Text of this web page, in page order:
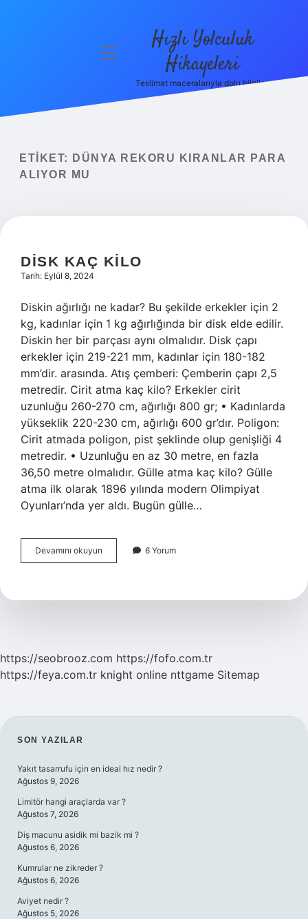
Yasal Uyarı
menüyü
Hızlı Yolculuk
Hikayeleri
Teslimat maceralarıyla dolu bilgiler!
ETIKET:
DÜNYA REKORU KIRANLAR PARA
ALIYOR MU
DISK KAÇ KILO
Tarih: Eylül 8, 2024
Diskin ağırlığı ne kadar? Bu şekilde erkekler için 2
kg, kadınlar için 1 kg ağırlığında bir disk elde edilir.
Diskin her bir parçası aynı olmalıdır. Disk çapı
erkekler için 219-221 mm, kadınlar için 180-182
mm’dir. arasında. Atış çemberi: Çemberin çapı 2,5
metredir. Cirit atma kaç kilo? Erkekler cirit
uzunluğu 260-270 cm, ağırlığı 800 gr; • Kadınlarda
yükseklik 220-230 cm, ağırlığı 600 gr’dır. Poligon:
Cirit atmada poligon, pist şeklinde olup genişliği 4
metredir. • Uzunluğu en az 30 metre, en fazla
36,50 metre olmalıdır. Gülle atma kaç kilo? Gülle
atma ilk olarak 1896 yılında modern Olimpiyat
Oyunları’nda yer aldı. Bugün gülle…
Devamını okuyun
Kaç
6 Yorum
https://seobrooz.com https://fofo.com.tr
https://feya.com.tr knight online nttgame Sitemap
SIDEBAR
SON YAZILAR
Yakıt tasarrufu için en ideal hız nedir ?
Ağustos 9, 2026
Limitör hangi araçlarda var ?
Ağustos 7, 2026
Diş macunu asidik mi bazik mi ?
Ağustos 6, 2026
Kumrular ne zikreder ?
Ağustos 6, 2026
Aviyet nedir ?
Ağustos 5, 2026